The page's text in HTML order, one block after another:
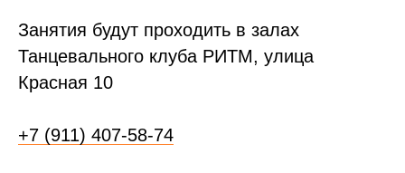
Занятия будут проходить в залах
Танцевального клуба РИТМ, улица
Красная 10
+7 (911) 407-58-74